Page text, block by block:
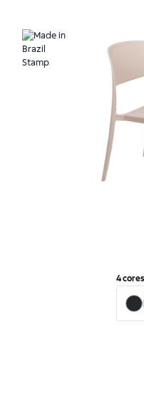
4